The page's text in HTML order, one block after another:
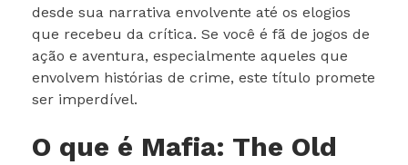
desde sua narrativa envolvente até os elogios
que recebeu da crítica. Se você é fã de jogos de
ação e aventura, especialmente aqueles que
envolvem histórias de crime, este título promete
ser imperdível.
O que é Mafia: The Old